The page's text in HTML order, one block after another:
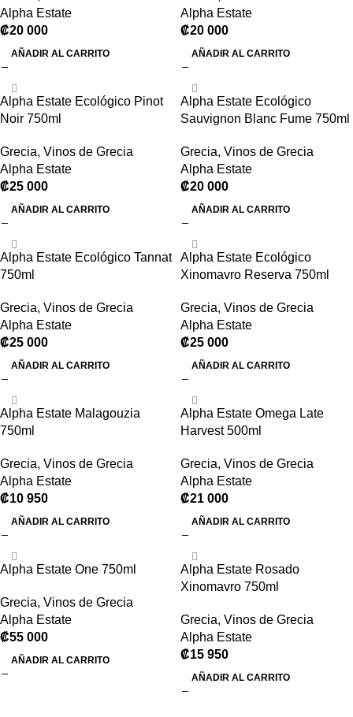
Alpha Estate
₡20 000
AÑADIR AL CARRITO
Alpha Estate
₡20 000
AÑADIR AL CARRITO
Alpha Estate Ecológico Pinot
Noir 750ml
Grecia, Vinos de Grecia
Alpha Estate
₡25 000
AÑADIR AL CARRITO
Alpha Estate Ecológico
Sauvignon Blanc Fume 750ml
Grecia, Vinos de Grecia
Alpha Estate
₡20 000
AÑADIR AL CARRITO
Alpha Estate Ecológico Tannat
750ml
Grecia, Vinos de Grecia
Alpha Estate
₡25 000
AÑADIR AL CARRITO
Alpha Estate Ecológico
Xinomavro Reserva 750ml
Grecia, Vinos de Grecia
Alpha Estate
₡25 000
AÑADIR AL CARRITO
Alpha Estate Malagouzia
750ml
Grecia, Vinos de Grecia
Alpha Estate
₡10 950
AÑADIR AL CARRITO
Alpha Estate Omega Late
Harvest 500ml
Grecia, Vinos de Grecia
Alpha Estate
₡21 000
AÑADIR AL CARRITO
Alpha Estate One 750ml
Grecia, Vinos de Grecia
Alpha Estate
₡55 000
AÑADIR AL CARRITO
Alpha Estate Rosado
Xinomavro 750ml
Grecia, Vinos de Grecia
Alpha Estate
₡15 950
AÑADIR AL CARRITO